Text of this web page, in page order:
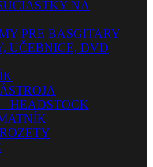
NA
PRE BASGITARY
UČEBNICE, DVD
HEADSTOCK